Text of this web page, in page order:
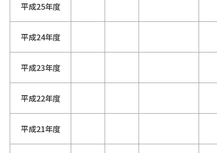
平成25年度
平成24年度
平成23年度
平成22年度
平成21年度